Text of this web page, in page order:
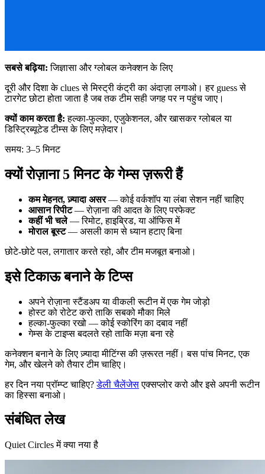
सबसे बढ़िया: जिज्ञासा और ग्लोबल कनेक्शन के लिए
दूरी और दिशा के clues से मिस्ट्री कंट्री का अंदाज़ा लगाओ। हर guess से
टारगेट छोटा होता जाता है जब तक टीम सही जगह पर न पहुंच जाए।
क्यों काम करता है: हल्का-फुल्का, एजुकेशनल, और खासकर ग्लोबल या
डिस्ट्रिब्यूटेड टीम्स के लिए मज़ेदार।
समय: 3–5 मिनट
क्यों रोज़ाना 5 मिनट के गेम्स ज़रूरी हैं
कम मेहनत, ज़्यादा असर— कोई वर्कशॉप या लंबा सेशन नहीं चाहिए
आसान रिपीट— रोज़ाना की आदत के लिए परफेक्ट
कहीं भी चले— रिमोट, हाइब्रिड, या ऑफिस में
मोराल बूस्ट— असली काम से ध्यान हटाए बिना
छोटे-छोटे पल, लगातार करते रहो, और टीम मजबूत बनाओ।
इसे टिकाऊ बनाने के टिप्स
अपने रोज़ाना स्टैंडअप या वीकली रूटीन में एक गेम जोड़ो
होस्ट को रोटेट करो ताकि सबको मौका मिले
हल्का-फुल्का रखो — कोई स्कोरिंग का दबाव नहीं
गेम्स के टाइप्स बदलते रहो ताकि मज़ा बना रहे
कनेक्शन बनाने के लिए ज़्यादा मीटिंग्स की ज़रूरत नहीं। बस पांच मिनट, एक
गेम, और खेलने को तैयार टीम चाहिए।
हर दिन नया प्रॉम्प्ट चाहिए?डेली चैलेंजेसएक्सप्लोर करो और इसे अपनी रूटीन
का हिस्सा बनाओ।
संबंधित लेख
Quiet Circles में क्या नया है